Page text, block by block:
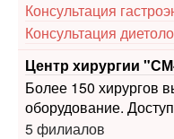
Центр хирургии
Более 150 хирургов
5 филиалов
Центр
Диагностика.